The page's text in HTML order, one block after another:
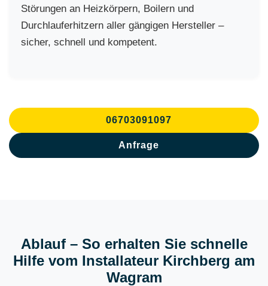
Störungen an Heizkörpern, Boilern und
Durchlauferhitzern aller gängigen Hersteller –
sicher, schnell und kompetent.
06703091097
Anfrage
Ablauf – So erhalten Sie schnelle
Hilfe vom Installateur Kirchberg am
Wagram